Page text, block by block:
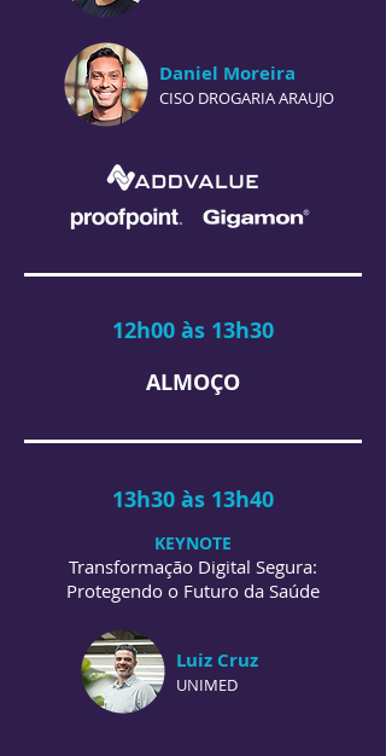
Daniel Moreira
CISO DROGARIA ARAUJO
12h00 às 13h30
ALMOÇO
13h30 às 13h40
KEYNOTE
Transformação Digital Segura:
Protegendo o Futuro da Saúde
Luiz Cruz
UNIMED